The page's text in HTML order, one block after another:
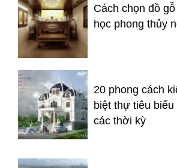
Cách chọn đồ
học phong thủy
20 phong cách
biệt thự tiêu biểu
các thời kỳ